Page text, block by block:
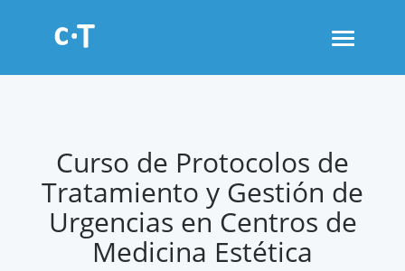
Toggle
Curso de Protocolos de
Tratamiento y Gestión de
Urgencias en Centros de
Medicina Estética